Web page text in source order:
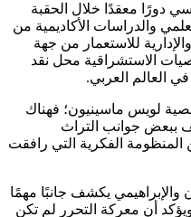
دورًا معقدًا خلال الحقبة
والدراسات الأكاديمية من
للاستعمار من جهة
الاستشراقية محل نقد
العالم العربي.
لويس ماسينيون؛ فهناك
ببعض جوانب التراث
المنظومة الفكرية التي رافقت
يكشف جانبًا مهمًا
أن معركة التحرر لم تكن